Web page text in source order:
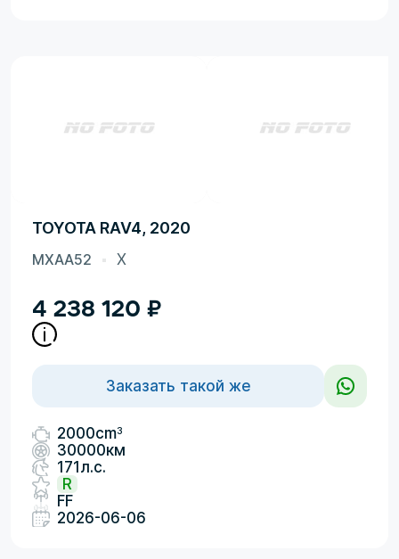
TOYOTA RAV4, 2020
MXAA52 X
4 238 120 ₽
Заказать такой же
2000cm3
30000км
171л.с.
R
FF
2026-06-06